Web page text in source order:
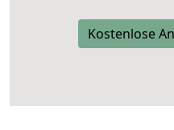
Kostenlose